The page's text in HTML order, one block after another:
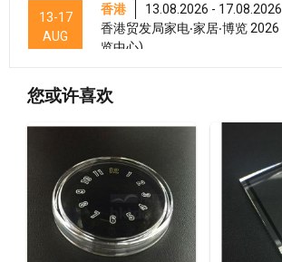
13-17
AUG
香港
13.08.2026 - 17.08.2026
香港贸发局家电‧家居‧博览
览中心)
13-17
香港
13-17
AUG
香港
香港贸发局美与健生活博览
览中心)
13-15
13.08.2026 - 15.08.2026
香港贸发局美食商贸博览 2026 (
您或许喜欢